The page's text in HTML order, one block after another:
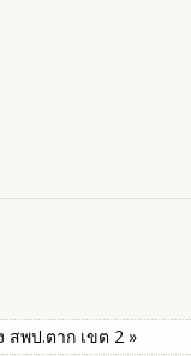
สพป.ตาก เขต 2 »